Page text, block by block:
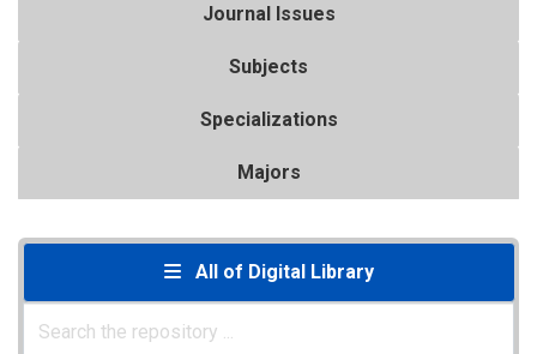
Journal Issues
Subjects
Specializations
Majors
All of Digital Library